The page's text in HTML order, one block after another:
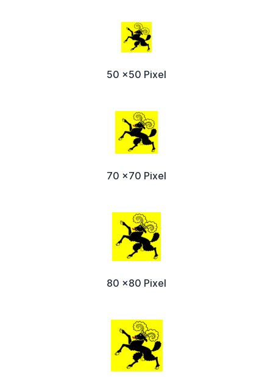
50 x50 Pixel
70 x70 Pixel
80 x80 Pixel